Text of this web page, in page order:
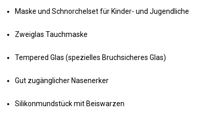
Maske und Schnorchelset für Kinder- und Jugendliche
Zweiglas Tauchmaske
Tempered Glas (spezielles Bruchsicheres Glas)
Gut zugänglicher Nasenerker
Silikonmundstück mit Beiswarzen